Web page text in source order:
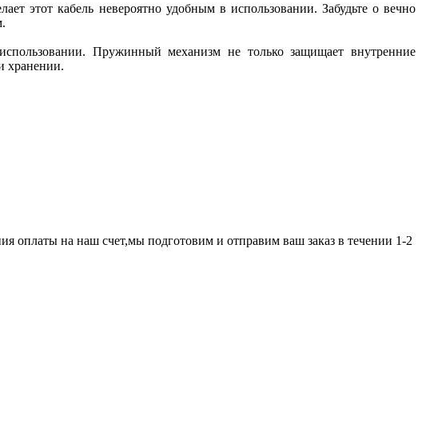
этот кабель невероятно удобным в использовании. Забудьте о вечно
Пружинный механизм не только защищает внутренние
хранении.
оплаты на наш счет,мы подготовим и отправим ваш заказ в течении 1-2